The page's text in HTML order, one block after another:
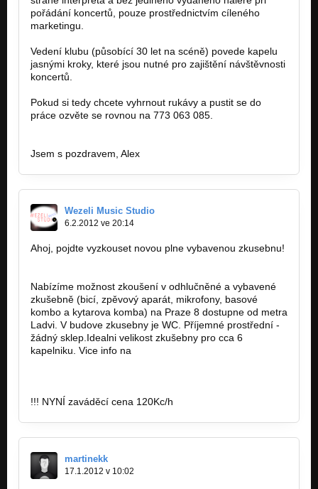
pořádání koncertů, pouze prostřednictvím cíleného
marketingu.
Vedení klubu (působící 30 let na scéně) povede kapelu
jasnými kroky, které jsou nutné pro zajištění návštěvnosti
koncertů.
Pokud si tedy chcete vyhrnout rukávy a pustit se do
práce ozvěte se rovnou na 773 063 085.
Jsem s pozdravem, Alex
Wezeli Music Studio
6.2.2012 ve 20:14
Ahoj, pojdte vyzkouset novou plne vybavenou zkusebnu!
Nabízíme možnost zkoušení v odhlučněné a vybavené
zkušebně (bicí, zpěvový aparát, mikrofony, basové
kombo a kytarova komba) na Praze 8 dostupne od metra
Ladvi. V budove zkusebny je WC. Příjemné prostřední -
žádný sklep.Idealni velikost zkušebny pro cca 6
kapelniku. Vice info na
!!! NYNÍ zaváděcí cena 120Kc/h
martinekk
17.1.2012 v 10:02